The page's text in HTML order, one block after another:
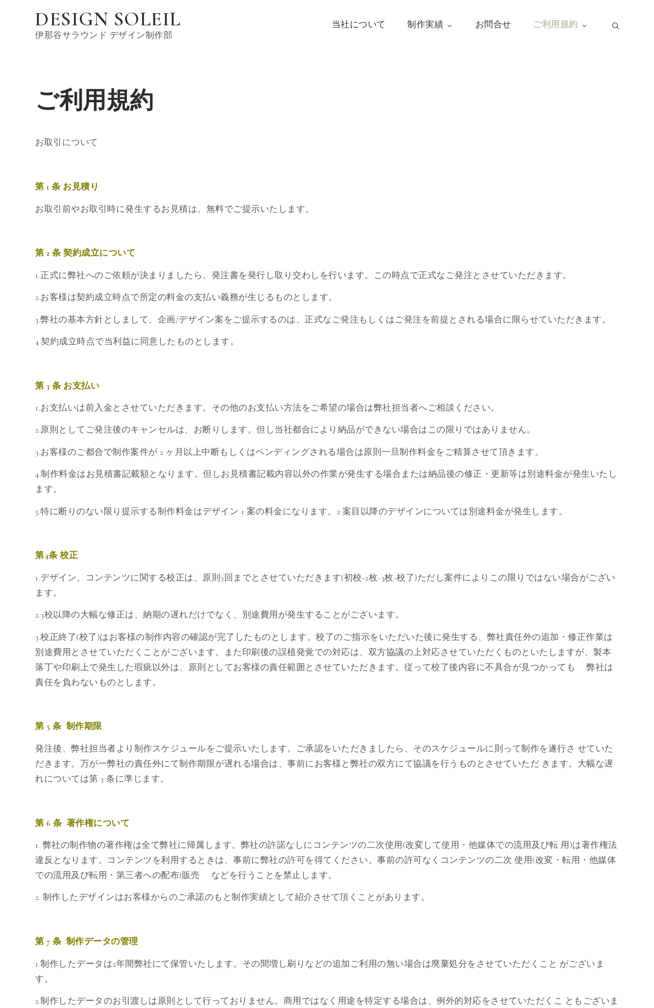
DESIGN SOLEIL
伊那谷サラウンド デザイン制作部
当社について 制作実績 お問合せ ご利用規約
ご利用規約
お取引について
第 1 条 お見積り
お取引前やお取引時に発生するお見積は、無料でご提示いたします。
第 2 条 契約成立について
1.正式に弊社へのご依頼が決まりましたら、発注書を発行し取り交わしを行います。この時点で正式なご発注とさせていただきます。
2.お客様は契約成立時点で所定の料金の支払い義務が生じるものとします。
3.弊社の基本方針としまして、企画/デザイン案をご提示するのは、正式なご発注もしくはご発注を前提とされる場合に限らせていただきます。
4.契約成立時点で当利益に同意したものとします。
第 3 条 お支払い
1.お支払いは前入金とさせていただきます。その他のお支払い方法をご希望の場合は弊社担当者へご相談ください。
2.原則としてご発注後のキャンセルは、お断りします。但し当社都合により納品ができない場合はこの限りではありません。
3.お客様のご都合で制作案件が 2 ヶ月以上中断もしくはペンディングされる場合は原則一旦制作料金をご精算させて頂きます。
4.制作料金はお見積書記載額となります。但しお見積書記載内容以外の作業が発生する場合または納品後の修正・更新等は別途料金が発生いたし
ます。
5.特に断りのない限り提示する制作料金はデザイン 1 案の料金になります。2 案目以降のデザインについては別途料金が発生します。
第4条 校正
1.デザイン、コンテンツに関する校正は、原則3回までとさせていただきます(初校-2枚-3枚-校了)ただし案件によりこの限りではない場合がござい
ます。
2.3校以降の大幅な修正は、納期の遅れだけでなく、別途費用が発生することがございます。
3.校正終了(校了)はお客様の制作内容の確認が完了したものとします。校了のご指示をいただいた後に発生する、弊社責任外の追加・修正作業は
別途費用とさせていただくことがございます。また印刷後の誤植発覚での対応は、双方協議の上対応させていただくものといたしますが、製本
落丁や印刷上で発生した瑕疵以外は、原則としてお客様の責任範囲とさせていただきます。従って校了後内容に不具合が見つかっても 弊社は
責任を負わないものとします。
第 5 条 制作期限
発注後、弊社担当者より制作スケジュールをご提示いたします。ご承認をいただきましたら、そのスケジュールに則って制作を遂行さ せていた
だきます。万が一弊社の責任外にて制作期限が遅れる場合は、事前にお客様と弊社の双方にて協議を行うものとさせていただ きます。大幅な遅
れについては第 3 条に準じます。
第 6 条 著作権について
1. 弊社の制作物の著作権は全て弊社に帰属します。弊社の許諾なしにコンテンツの二次使用(改変して使用・他媒体での流用及び転 用)は著作権法
違反となります。コンテンツを利用するときは、事前に弊社の許可を得てください。事前の許可なくコンテンツの二次 使用(改変・転用・他媒体
での流用及び転用・第三者への配布)販売 などを行うことを禁止します。
2. 制作したデザインはお客様からのご承諾のもと制作実績として紹介させて頂くことがあります。
第 7 条 制作データの管理
1.制作したデータは2年間弊社にて保管いたします。その間増し刷りなどの追加ご利用の無い場合は廃棄処分をさせていただくこと がございま
す。
2.制作したデータのお引渡しは原則として行っておりません。商用ではなく用途を特定する場合は、例外的対応をさせていただくこ ともございま